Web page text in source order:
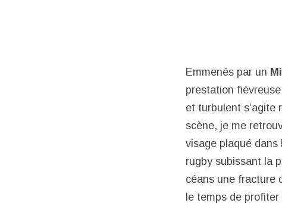
Emmenés par un
prestation
et turbulent s’agite
scène, je me
visage plaqué dans
rugby subissant la
céans une fracture
le temps de profiter